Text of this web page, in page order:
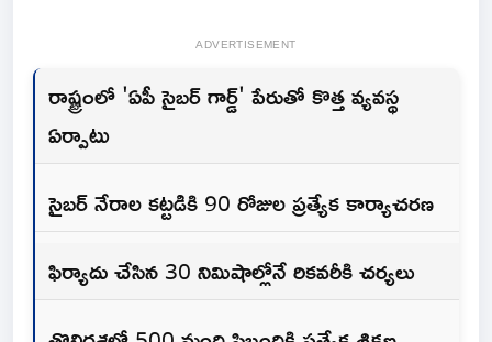
ADVERTISEMENT
రాష్ట్రంలో 'ఏపీ సైబర్ గార్డ్' పేరుతో కొత్త వ్యవస్థ
ఏర్పాటు
సైబర్ నేరాల కట్టడికి 90 రోజుల ప్రత్యేక కార్యాచరణ
ఫిర్యాదు చేసిన 30 నిమిషాల్లోనే రికవరీకి చర్యలు